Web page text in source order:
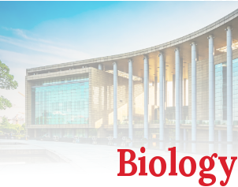
Biology